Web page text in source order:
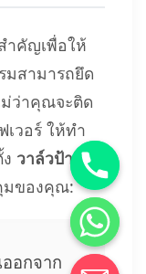
ำคัญเพื่อให้
มสามารถยึด
ว่าคุณจะติด
วอร์ ให้ทำ
วาล์วป้ายชื่อ
มของคุณ:
อกจาก